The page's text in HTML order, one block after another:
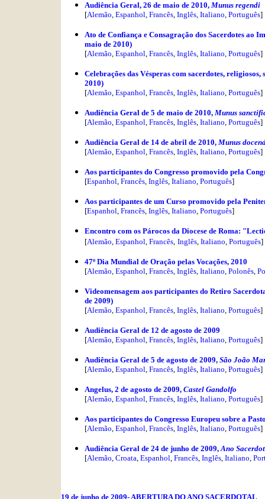
Audiência Geral, 26 de maio de 2010, Munus regendi
[Alemão, Espanhol, Francês, Inglês, Italiano, Português]
Ato de Confiança e Consagração dos Sacerdotes ao
maio de 2010)
[Alemão, Espanhol, Francês, Inglês, Italiano, Português]
Celebrações das Vésperas com sacerdotes,
2010)
[Alemão, Espanhol, Francês, Inglês, Italiano, Português]
Audiência Geral de 5 de maio de 2010, Munus
[Alemão, Espanhol, Francês, Inglês, Italiano, Português]
Audiência Geral de 14 de abril de 2010, Munus
[Alemão, Espanhol, Francês, Inglês, Italiano, Português]
Aos participantes do Congresso promovido pela
[Espanhol, Francês, Inglês, Italiano, Português]
Aos participantes de um Curso promovido pela
[Espanhol, Francês, Inglês, Italiano, Português]
Encontro com os Párocos da Diocese de Roma:
[Alemão, Espanhol, Francês, Inglês, Italiano, Português]
47º Dia Mundial de Oração pelas Vocações, 2010
[Alemão, Espanhol, Francês, Inglês, Italiano, Polonês,
Videomensagem aos participantes do Retiro
de 2009)
[Alemão, Espanhol, Francês, Inglês, Italiano, Português]
Audiência Geral de 12 de agosto de 2009
[Alemão, Espanhol, Francês, Inglês, Italiano, Português]
Audiência Geral de 5 de agosto de 2009, São João
[Alemão, Espanhol, Francês, Inglês, Italiano, Português]
Angelus, 2 de agosto de 2009, Castel Gandolfo
[Alemão, Espanhol, Francês, Inglês, Italiano, Português]
Aos participantes do Congresso Europeu sobre a
[Alemão, Espanhol, Francês, Inglês, Italiano, Português]
Audiência Geral de 24 de junho de 2009,Ano
[Alemão, Croata, Espanhol, Francês, Inglês, Italiano,
19 de junho de 2009- ABERTURA DO ANO SACERDOTAL